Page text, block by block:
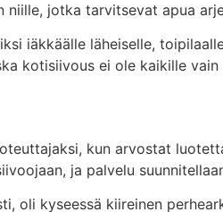
jotka tarvitsevat apua
iäkkäälle läheiselle,
kotisiivous ei ole kaikille
kun arvostat
ja palvelu
oli kyseessä kiireinen